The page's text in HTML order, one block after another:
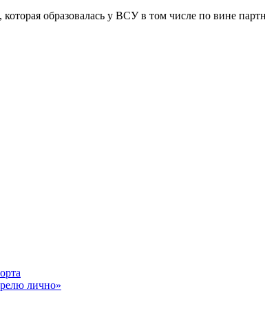
образовалась у ВСУ в том числе по вине
лично»